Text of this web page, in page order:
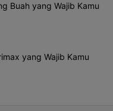
Buah yang Wajib Kamu
yang Wajib Kamu